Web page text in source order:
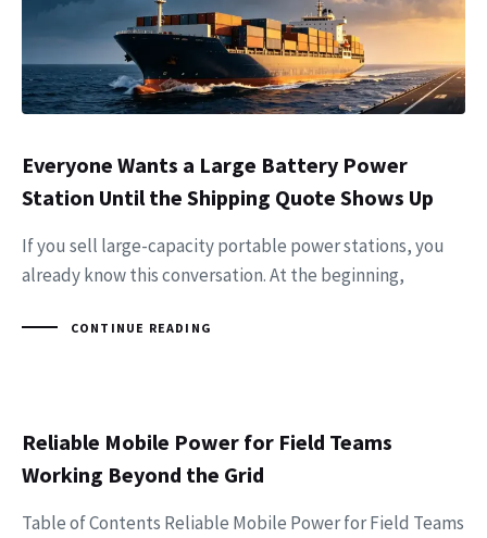
Everyone Wants a Large Battery Power
Station Until the Shipping Quote Shows Up
If you sell large-capacity portable power stations, you
already know this conversation. At the beginning,
CONTINUE READING
Reliable Mobile Power for Field Teams
Working Beyond the Grid
Table of Contents Reliable Mobile Power for Field Teams